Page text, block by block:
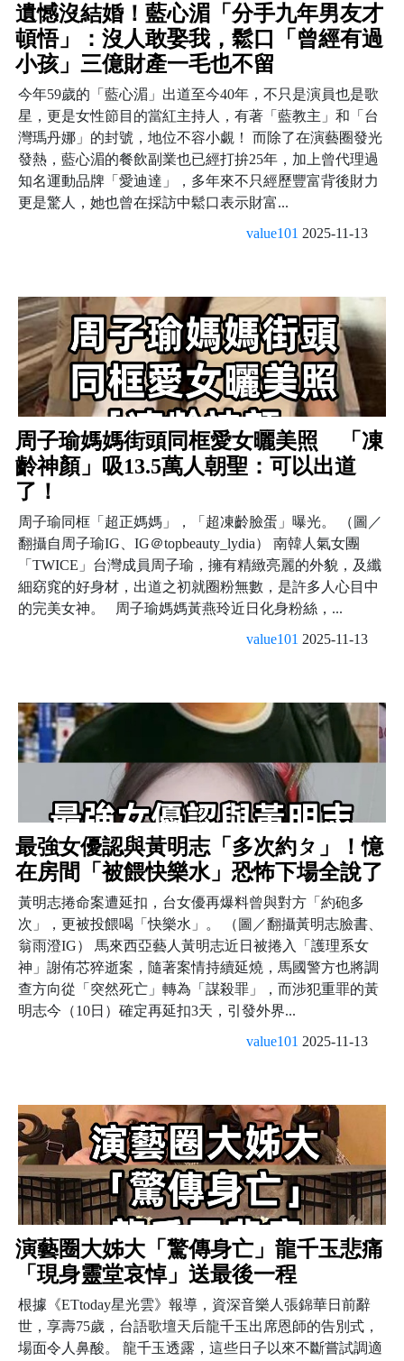
遺憾沒結婚！藍心湄「分手九年男友才
頓悟」：沒人敢娶我，鬆口「曾經有過
小孩」三億財產一毛也不留
今年59歲的「藍心湄」出道至今40年，不只是演員也是歌
星，更是女性節目的當紅主持人，有著「藍教主」和「台
灣瑪丹娜」的封號，地位不容小覷！ 而除了在演藝圈發光
發熱，藍心湄的餐飲副業也已經打拚25年，加上曾代理過
知名運動品牌「愛迪達」，多年來不只經歷豐富背後財力
更是驚人，她也曾在採訪中鬆口表示財富...
value101 2025-11-13
周子瑜媽媽街頭同框愛女曬美照 「凍
齡神顏」吸13.5萬人朝聖：可以出道
了！
周子瑜同框「超正媽媽」，「超凍齡臉蛋」曝光。 （圖／
翻攝自周子瑜IG、IG＠topbeauty_lydia） 南韓人氣女團
「TWICE」台灣成員周子瑜，擁有精緻亮麗的外貌，及纖
細窈窕的好身材，出道之初就圈粉無數，是許多人心目中
的完美女神。 周子瑜媽媽黃燕玲近日化身粉絲，...
value101 2025-11-13
最強女優認與黃明志「多次約ㄆ」！憶
在房間「被餵快樂水」恐怖下場全說了
黃明志捲命案遭延扣，台女優再爆料曾與對方「約砲多
次」，更被投餵喝「快樂水」。 （圖／翻攝黃明志臉書、
翁雨澄IG） 馬來西亞藝人黃明志近日被捲入「護理系女
神」謝侑芯猝逝案，隨著案情持續延燒，馬國警方也將調
查方向從「突然死亡」轉為「謀殺罪」，而涉犯重罪的黃
明志今（10日）確定再延扣3天，引發外界...
value101 2025-11-13
演藝圈大姊大「驚傳身亡」龍千玉悲痛
「現身靈堂哀悼」送最後一程
根據《ETtoday星光雲》報導，資深音樂人張錦華日前辭
世，享壽75歲，台語歌壇天后龍千玉出席恩師的告別式，
場面令人鼻酸。 龍千玉透露，這些日子以來不斷嘗試調適